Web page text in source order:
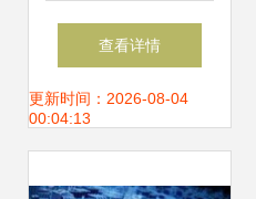
析 从编号
35835269看网络与
查看详情
更新时间：2026-08-04
00:04:13